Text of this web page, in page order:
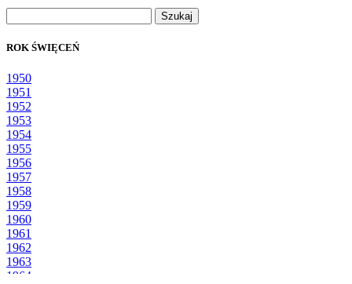
ROK ŚWIĘCEŃ
1950
1951
1952
1953
1954
1955
1956
1957
1958
1959
1960
1961
1962
1963
1964